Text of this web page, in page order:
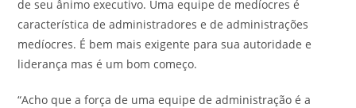
de seu ânimo executivo. Uma equipe de medíocres é
característica de administradores e de administrações
medíocres. É bem mais exigente para sua autoridade e
liderança mas é um bom começo.
“Acho que a força de uma equipe de administração é a